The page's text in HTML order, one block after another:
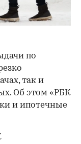
по
так и
Об этом «РБК
и ипотечные